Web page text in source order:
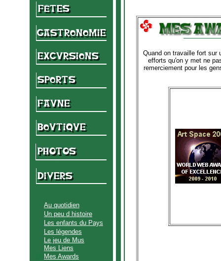
Au quotidien
Un peu d histoire
Les enfants du Pays
Les légendes
Le jeu de Mus
Mes Liens
Mes Awards
Quand on travaille fort sur
efforts qu'on y met ne
remerciement pour les